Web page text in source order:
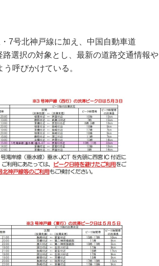
7号北神戸線に加え、中国自動車道
路選択の対象とし、最新の道路交通情報や
呼びかけている。